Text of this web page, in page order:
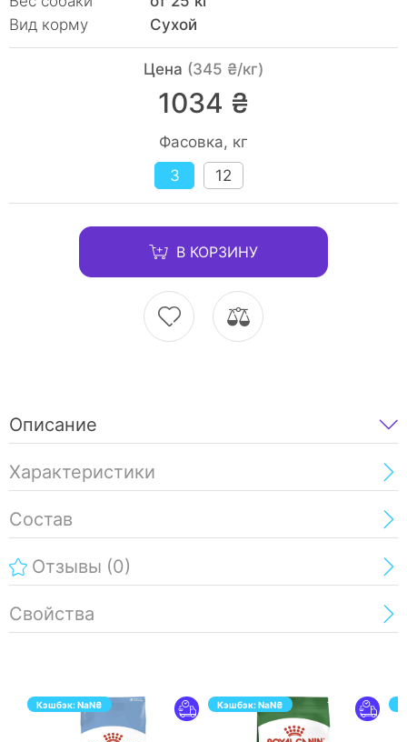
Вид корму
Сухой
Цена (345 ₴/кг)
1034 ₴
Фасовка, кг
3
12
В КОРЗИНУ
Описание
Характеристики
Состав
Отзывы (0)
Свойства
Кэшбэк:NaN₴ Кэшбэк:NaN₴